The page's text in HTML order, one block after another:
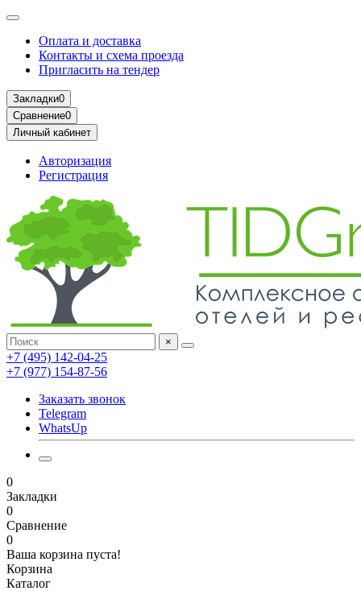
Оплата и доставка
Контакты и схема проезда
Пригласить на тендер
Закладки0
Сравнение0
Личный кабинет
Авторизация
Регистрация
×
+7 (495) 142-04-25
+7 (977) 154-87-56
Заказать звонок
Telegram
WhatsUp
0
Закладки
0
Сравнение
0
Ваша корзина пуста!
Корзина
Каталог